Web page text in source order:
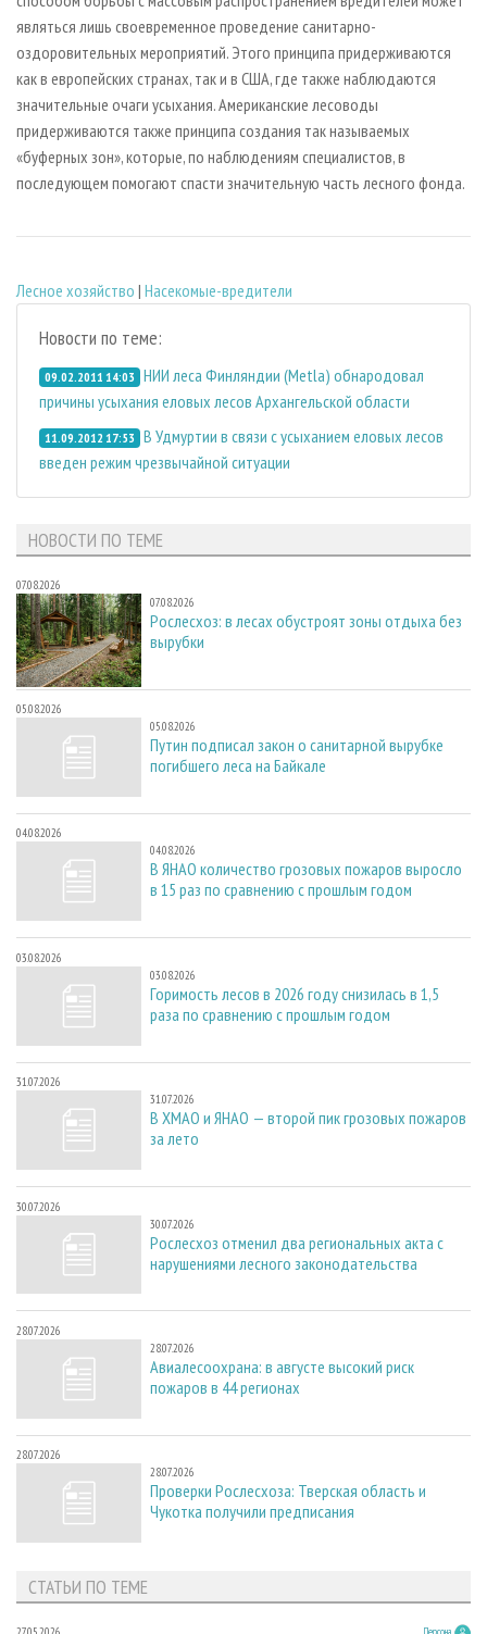
являться лишь своевременное проведение санитарно-
оздоровительных мероприятий. Этого принципа придерживаются
как в европейских странах, так и в США, где также наблюдаются
значительные очаги усыхания. Американские лесоводы
придерживаются также принципа создания так называемых
«буферных зон», которые, по наблюдениям специалистов, в
последующем помогают спасти значительную часть лесного фонда.
Лесное хозяйство | Насекомые-вредители
Новости по теме:
09.02.2011 14:03 НИИ леса Финляндии (Metla) обнародовал
причины усыхания еловых лесов Архангельской области
11.09.2012 17:53 В Удмуртии в связи с усыханием еловых лесов
введен режим чрезвычайной ситуации
НОВОСТИ ПО ТЕМЕ
07.08.2026
07.08.2026
Рослесхоз: в лесах обустроят зоны отдыха без
вырубки
05.08.2026
05.08.2026
Путин подписал закон о санитарной вырубке
погибшего леса на Байкале
04.08.2026
04.08.2026
В ЯНАО количество грозовых пожаров выросло
в 15 раз по сравнению с прошлым годом
03.08.2026
03.08.2026
Горимость лесов в 2026 году снизилась в 1,5
раза по сравнению с прошлым годом
31.07.2026
31.07.2026
В ХМАО и ЯНАО — второй пик грозовых пожаров
за лето
30.07.2026
30.07.2026
Рослесхоз отменил два региональных акта с
нарушениями лесного законодательства
28.07.2026
28.07.2026
Авиалесоохрана: в августе высокий риск
пожаров в 44 регионах
28.07.2026
28.07.2026
Проверки Рослесхоза: Тверская область и
Чукотка получили предписания
СТАТЬИ ПО ТЕМЕ